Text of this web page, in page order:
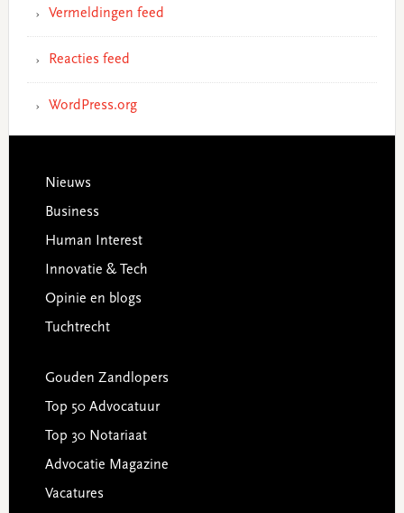
Vermeldingen feed
Reacties feed
WordPress.org
Footer
Nieuws
Business
Human Interest
Innovatie & Tech
Opinie en blogs
Tuchtrecht
Gouden Zandlopers
Top 50 Advocatuur
Top 30 Notariaat
Advocatie Magazine
Vacatures